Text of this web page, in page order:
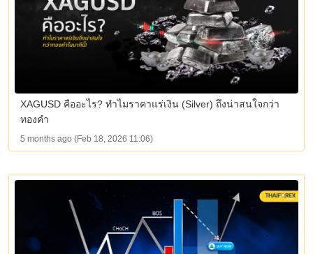
XAGUSD คืออะไร? ทำไมราคาแร่เงิน (Silver) ถึงน่าสนใจกว่า
ทองคำ
5 months ago (Feb 18, 2026 11:06)